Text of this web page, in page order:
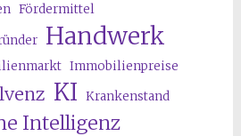
Fördermittel
Handwerk
Immobilienpreise
KI Krankenstand
Intelligenz